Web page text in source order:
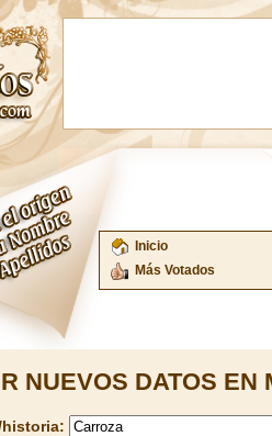
Inicio
Más Votados
NUEVOS DATOS EN
historia: